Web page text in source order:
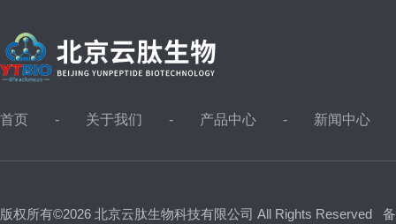
首页 关于我们 产品中心 新闻中心
版权所有©2026 北京云肽生物科技有限公司 All Rights Reserved